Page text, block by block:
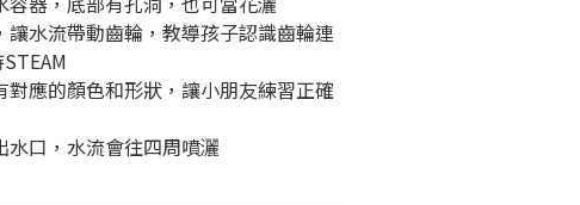
水流帶動齒輪，教導孩子認識齒輪連
應的顏色和形狀，讓小朋友練習正確
口，水流會往四周噴灑